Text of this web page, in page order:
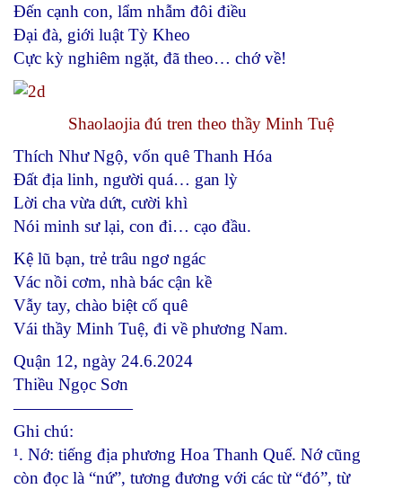
Đến cạnh con, lẩm nhẫm đôi điều
Đại đà, giới luật Tỳ Kheo
Cực kỳ nghiêm ngặt, đã theo… chớ về!
Shaolaojia đú tren theo thầy Minh Tuệ
Thích Như Ngộ, vốn quê Thanh Hóa
Đất địa linh, người quá… gan lỳ
Lời cha vừa dứt, cười khì
Nói minh sư lại, con đi… cạo đầu.
Kệ lũ bạn, trẻ trâu ngơ ngác
Vác nồi cơm, nhà bác cận kề
Vẫy tay, chào biệt cố quê
Vái thầy Minh Tuệ, đi về phương Nam.
Quận 12, ngày 24.6.2024
Thiều Ngọc Sơn
———————
Ghi chú:
¹. Nớ: tiếng địa phương Hoa Thanh Quế. Nớ cũng
còn đọc là “nứ”, tương đương với các từ “đó”, từ